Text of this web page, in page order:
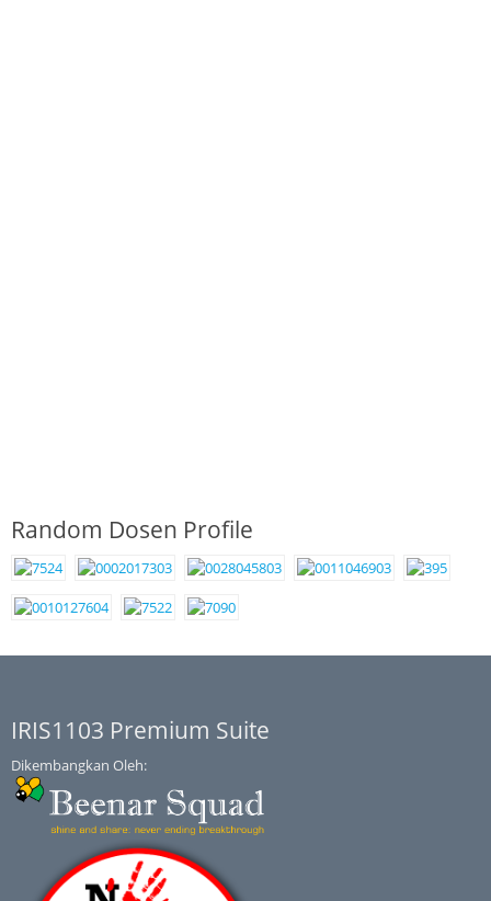
Random Dosen Profile
IRIS1103 Premium Suite
Dikembangkan Oleh: